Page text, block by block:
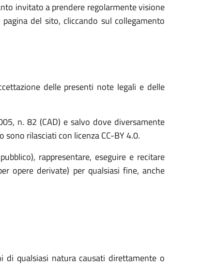
invitato a prendere regolarmente visione
del sito, cliccando sul collegamento
delle presenti note legali e delle
n. 82 (CAD) e salvo dove diversamente
rilasciati con licenza CC-BY 4.0.
rappresentare, eseguire e recitare
opere derivate) per qualsiasi fine, anche
di qualsiasi natura causati direttamente o